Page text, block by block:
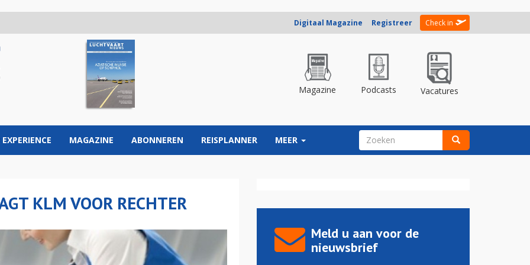
Digitaal Magazine Registreer Check in
Magazine Podcasts Vacatures
EXPERIENCE MAGAZINE ABONNEREN REISPLANNER MEER ZOEKVELD
KLM VOOR RECHTER
Meld u aan voor de
nieuwsbrief